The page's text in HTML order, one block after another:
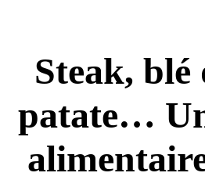
Steak, blé
patate…